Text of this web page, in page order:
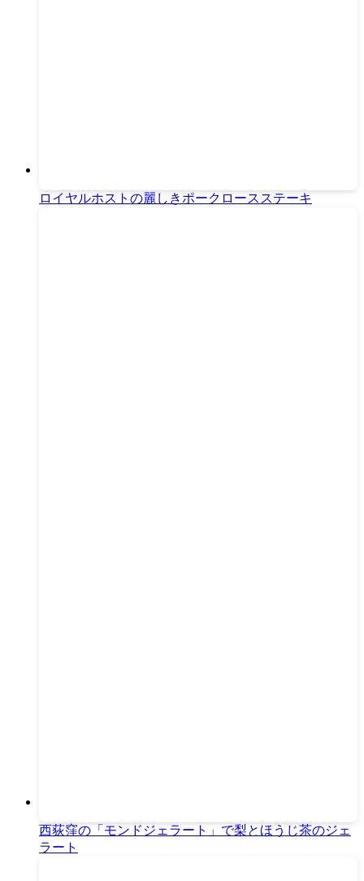
ロイヤルホストの麗しきポークロースステーキ
西荻窪の「モンドジェラート」で梨とほうじ茶のジェ
ラート